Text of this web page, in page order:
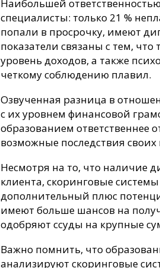
Наибольшей
специалисты: только 21 %
попали в просрочку, имеют
показатели связаны с тем,
уровень доходов, а также
четкому соблюдению плавил.
Озвученная разница в
с их уровнем финансовой
образованием
возможные последствия
Несмотря на то, что наличие
клиента, скоринговые
дополнительный плюс
имеют больше шансов на
одобряют ссуды на крупные
Важно помнить, что
анализируют скоринговые